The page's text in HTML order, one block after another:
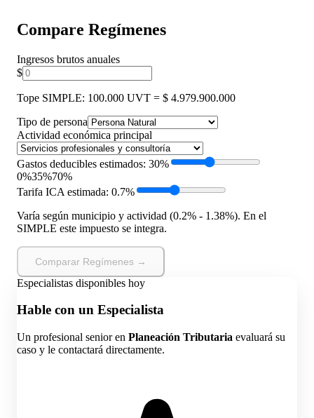
Compare Regímenes
Ingresos brutos anuales
$
Tope SIMPLE: 100.000 UVT = $ 4.979.900.000
Tipo de persona
Actividad económica principal
Gastos deducibles estimados: 30%
0%35%70%
Tarifa ICA estimada: 0.7%
Varía según municipio y actividad (0.2% - 1.38%). En el
SIMPLE este impuesto se integra.
Comparar Regímenes →
Especialistas disponibles hoy
Hable con un Especialista
Un profesional senior en Planeación Tributaria evaluará su
caso y le contactará directamente.